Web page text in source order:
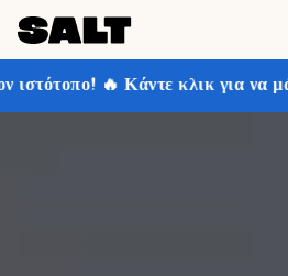
κλικ για να μάθετε περισσότερα